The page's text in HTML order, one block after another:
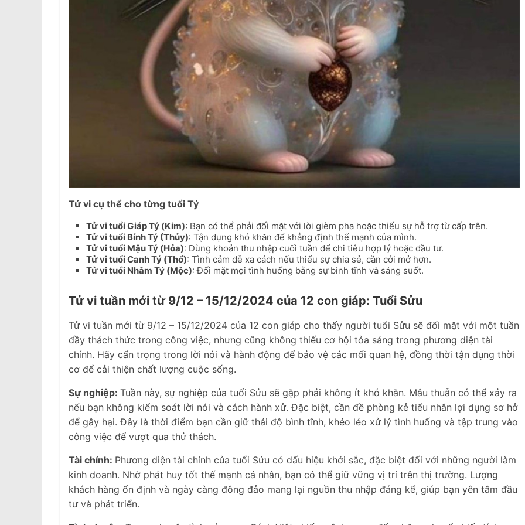
Tử vi cụ thể cho từng tuổi Tý
Tử vi tuổi Giáp Tý (Kim): Bạn có thể phải đối mặt với lời gièm pha hoặc thiếu sự hỗ trợ từ cấp trên.
Tử vi tuổi Bính Tý (Thủy): Tận dụng khó khăn để khẳng định thế mạnh của mình.
Tử vi tuổi Mậu Tý (Hỏa): Dùng khoản thu nhập cuối tuần để chi tiêu hợp lý hoặc đầu tư.
Tử vi tuổi Canh Tý (Thổ): Tình cảm dễ xa cách nếu thiếu sự chia sẻ, cần cởi mở hơn.
Tử vi tuổi Nhâm Tý (Mộc): Đối mặt mọi tình huống bằng sự bình tĩnh và sáng suốt.
Tử vi tuần mới từ 9/12 – 15/12/2024 của 12 con giáp: Tuổi Sửu
Tử vi tuần mới từ 9/12 – 15/12/2024 của 12 con giáp cho thấy người tuổi Sửu sẽ đối mặt với một tuần
đầy thách thức trong công việc, nhưng cũng không thiếu cơ hội tỏa sáng trong phương diện tài
chính. Hãy cẩn trọng trong lời nói và hành động để bảo vệ các mối quan hệ, đồng thời tận dụng thời
cơ để cải thiện chất lượng cuộc sống.
Sự nghiệp: Tuần này, sự nghiệp của tuổi Sửu sẽ gặp phải không ít khó khăn. Mâu thuẫn có thể xảy ra
nếu bạn không kiểm soát lời nói và cách hành xử. Đặc biệt, cần đề phòng kẻ tiểu nhân lợi dụng sơ hở
để gây hại. Đây là thời điểm bạn cần giữ thái độ bình tĩnh, khéo léo xử lý tình huống và tập trung vào
công việc để vượt qua thử thách.
Tài chính: Phương diện tài chính của tuổi Sửu có dấu hiệu khởi sắc, đặc biệt đối với những người làm
kinh doanh. Nhờ phát huy tốt thế mạnh cá nhân, bạn có thể giữ vững vị trí trên thị trường. Lượng
khách hàng ổn định và ngày càng đông đảo mang lại nguồn thu nhập đáng kể, giúp bạn yên tâm đầu
tư và phát triển.